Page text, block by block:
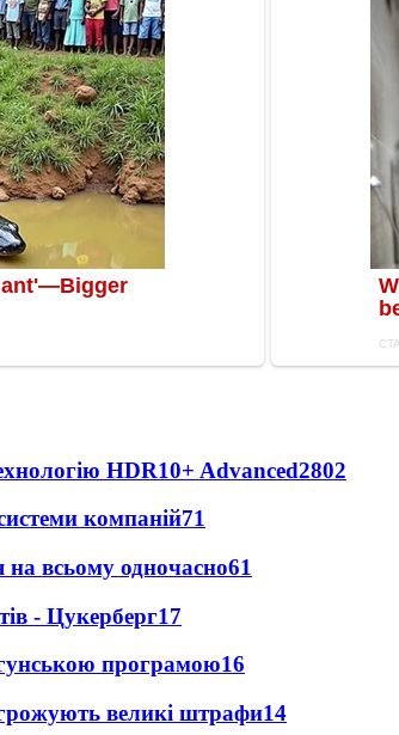
HDR10+ Advanced2802
компаній71
на всьому одночасно61
- Цукерберг17
програмою16
великі штрафи14